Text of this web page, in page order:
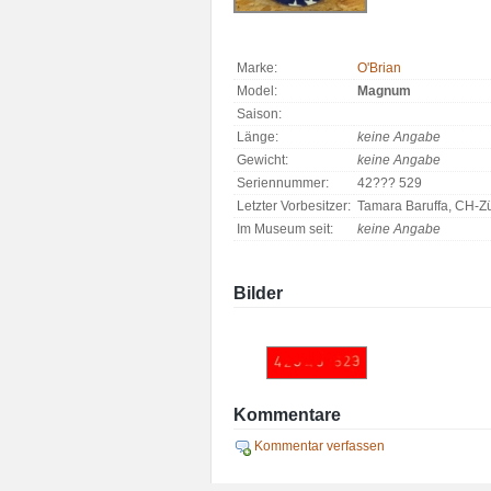
Marke:
O'Brian
Model:
Magnum
Saison:
Länge:
keine Angabe
Gewicht:
keine Angabe
Seriennummer:
42??? 529
Letzter Vorbesitzer: Tamara Baruffa, CH-
Im Museum seit:
keine Angabe
Bilder
Kommentare
Kommentar verfassen